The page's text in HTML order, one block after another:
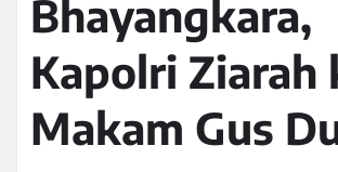
Bhayangkara,
Kapolri Ziarah
Makam Gus